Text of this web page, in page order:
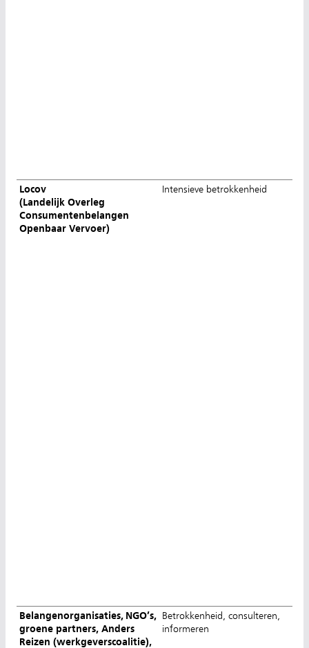
Locov
(Landelijk Overleg
Consumentenbelangen
Openbaar Vervoer)
Intensieve betrokkenheid
Belangenorganisaties, NGO’s,
groene partners, Anders
Reizen (werkgeverscoalitie),
Betrokkenheid, consulteren,
informeren